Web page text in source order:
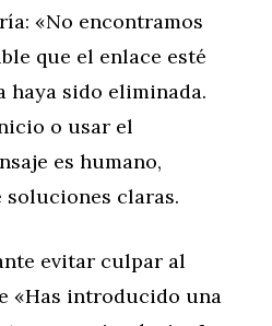
«No encontramos
que el enlace esté
haya sido eliminada.
o usar el
es humano,
claras.
evitar culpar al
«Has introducido una